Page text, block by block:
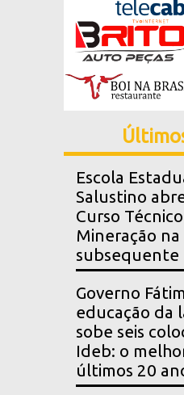
Escola
Salustino
Curso
Mineração
subsequente
Governo
educação da
sobe seis
Ideb: o
últimos 20